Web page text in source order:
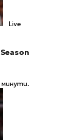
Live
минути.